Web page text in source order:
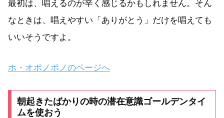
最初は、唱えるのが辛く感じるかもしれません。そん
なときは、唱えやすい「ありがとう」だけを唱えても
いいそうですよ。
‎ホ・オポノポノのページへ
朝起きたばかりの時の潜在意識ゴールデンタイ
ムを使おう